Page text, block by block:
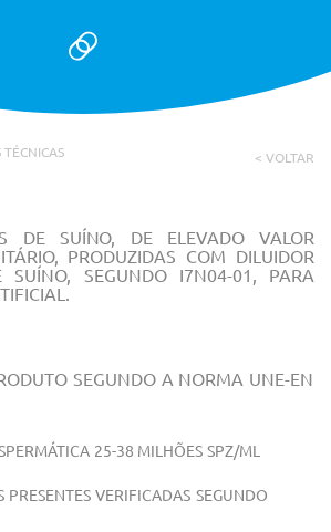
TÉCNICAS < VOLTAR
DE SUÍNO, DE ELEVADO VALOR
PRODUZIDAS COM DILUIDOR
SUÍNO, SEGUNDO I7N04-01,
PARA
SEGUNDO A NORMA UNE-EN
25-38 MILHÕES SPZ/ML
PRESENTES VERIFICADAS SEGUNDO